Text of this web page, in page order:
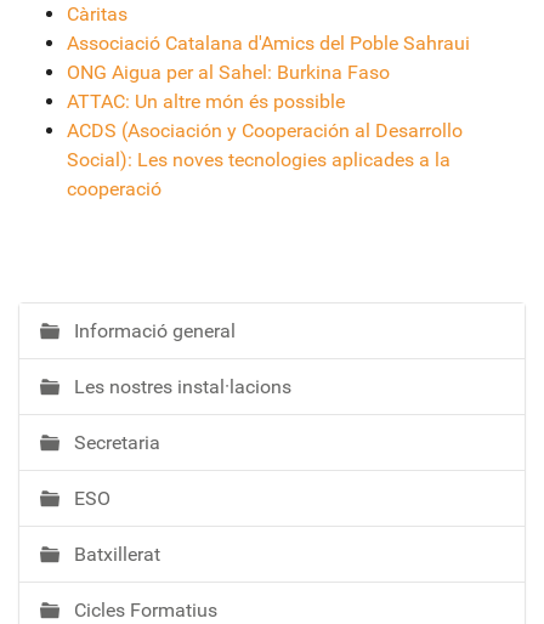
Càritas
Associació Catalana d'Amics del Poble Sahraui
ONG Aigua per al Sahel: Burkina Faso
ATTAC: Un altre món és possible
ACDS (Asociación y Cooperación al Desarrollo
Social): Les noves tecnologies aplicades a la
cooperació
N
a
v
e
g
a
c
ó
Informació general
Les nostres instal·lacions
Secretaria
ESO
Batxillerat
Cicles Formatius